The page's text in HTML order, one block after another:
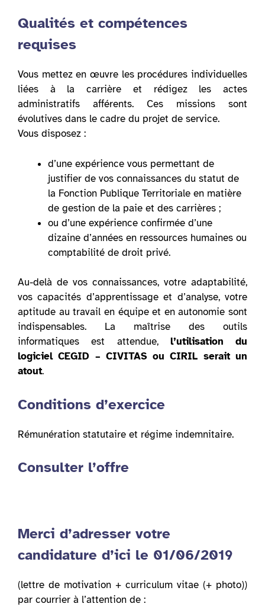
Qualités et compétences
requises
Vous mettez en œuvre les procédures individuelles
liées à la carrière et rédigez les actes
administratifs afférents. Ces missions sont
évolutives dans le cadre du projet de service.
Vous disposez :
d’une expérience vous permettant de
justifier de vos connaissances du statut de
la Fonction Publique Territoriale en matière
de gestion de la paie et des carrières ;
ou d’une expérience confirmée d’une
dizaine d’années en ressources humaines ou
comptabilité de droit privé.
Au-delà de vos connaissances, votre adaptabilité,
vos capacités d’apprentissage et d’analyse, votre
aptitude au travail en équipe et en autonomie sont
indispensables. La maîtrise des outils
informatiques est attendue, l’utilisation du
logiciel CEGID – CIVITAS ou CIRIL serait un
atout.
Conditions d’exercice
Rémunération statutaire et régime indemnitaire.
Consulter l’offre
Merci d’adresser votre
candidature d’ici le 01/06/2019
(lettre de motivation + curriculum vitae (+ photo))
par courrier à l’attention de :